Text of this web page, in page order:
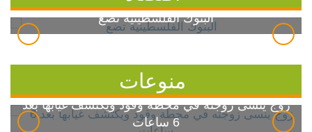
البنوك الفلسطينية تضع
منوعات
زوج ينسى زوجته في محطة وقود ويكتشف غيابها بعد
6 ساعات